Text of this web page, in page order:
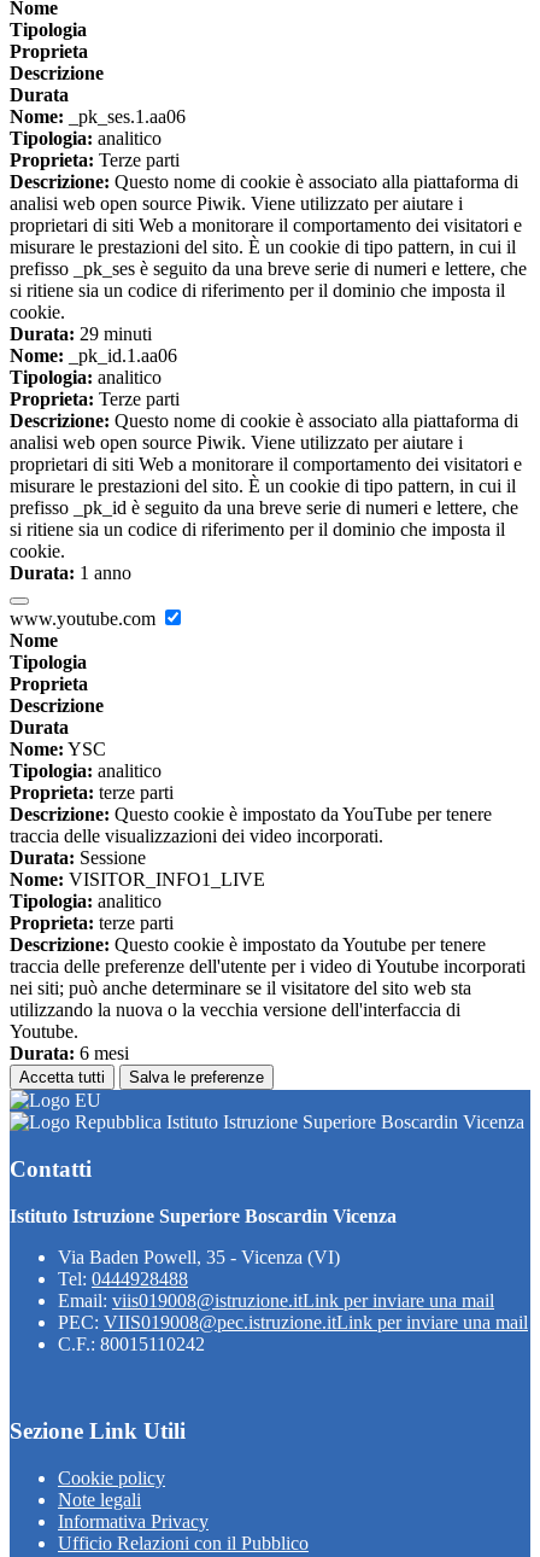
Nome
Tipologia
Proprieta
Descrizione
Durata
Nome: _pk_ses.1.aa06
Tipologia: analitico
Proprieta: Terze parti
Descrizione: Questo nome di cookie è associato alla piattaforma di
analisi web open source Piwik. Viene utilizzato per aiutare i
proprietari di siti Web a monitorare il comportamento dei visitatori e
misurare le prestazioni del sito. È un cookie di tipo pattern, in cui il
prefisso _pk_ses è seguito da una breve serie di numeri e lettere, che
si ritiene sia un codice di riferimento per il dominio che imposta il
cookie.
Durata: 29 minuti
Nome: _pk_id.1.aa06
Tipologia: analitico
Proprieta: Terze parti
Descrizione: Questo nome di cookie è associato alla piattaforma di
analisi web open source Piwik. Viene utilizzato per aiutare i
proprietari di siti Web a monitorare il comportamento dei visitatori e
misurare le prestazioni del sito. È un cookie di tipo pattern, in cui il
prefisso _pk_id è seguito da una breve serie di numeri e lettere, che
si ritiene sia un codice di riferimento per il dominio che imposta il
cookie.
Durata: 1 anno
www.youtube.com
Nome
Tipologia
Proprieta
Descrizione
Durata
Nome: YSC
Tipologia: analitico
Proprieta: terze parti
Descrizione: Questo cookie è impostato da YouTube per tenere
traccia delle visualizzazioni dei video incorporati.
Durata: Sessione
Nome: VISITOR_INFO1_LIVE
Tipologia: analitico
Proprieta: terze parti
Descrizione: Questo cookie è impostato da Youtube per tenere
traccia delle preferenze dell'utente per i video di Youtube incorporati
nei siti; può anche determinare se il visitatore del sito web sta
utilizzando la nuova o la vecchia versione dell'interfaccia di
Youtube.
Durata: 6 mesi
Accetta tutti Salva le preferenze
Istituto Istruzione Superiore Boscardin Vicenza
Contatti
Istituto Istruzione Superiore Boscardin Vicenza
Via Baden Powell, 35 - Vicenza (VI)
Tel: 0444928488
Email: viis019008@istruzione.itLink per inviare una mail
PEC: VIIS019008@pec.istruzione.itLink per inviare una mail
C.F.: 80015110242
Sezione Link Utili
Cookie policy
Note legali
Informativa Privacy
Ufficio Relazioni con il Pubblico